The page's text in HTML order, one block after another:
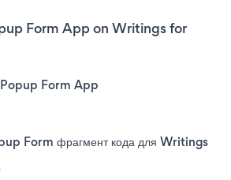
Form App on Writings for
Form App
Form фрагмент кода для Writings